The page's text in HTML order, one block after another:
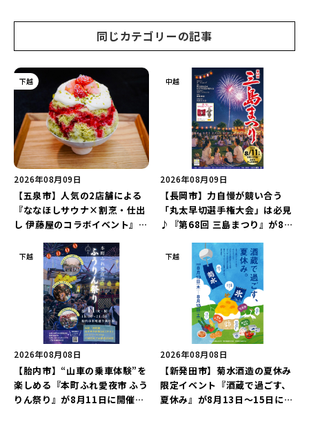
同じカテゴリーの記事
下越
2026年08月09日
【五泉市】人気の2店舗による
『ななほしサウナ×割烹・仕出
し 伊藤屋のコラボイベント』が
かき氷でととのえよう♪
中越
2026年08月09日
【長岡市】力自慢が競い合う
「丸太早切選手権大会」は必見
♪『第68回 三島まつり』が8月
ねライブショー」も楽しもう♪
下越
2026年08月08日
【胎内市】“山車の乗車体験”を
楽しめる『本町ふれ愛夜市 ふう
りん祭り』が8月11日に開催！
下越
2026年08月08日
【新発田市】菊水酒造の夏休み
限定イベント『酒蔵で過ごす、
夏休み』が8月13日～15日に開